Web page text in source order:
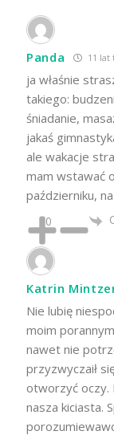
Panda 11 lat
ja właśnie
takiego:
śniadanie,
jakaś
ale wakacje
mam wstawać
październiku,
0
Katrin
Nie lubię
moim
nawet nie
przyzwyczaił
otworzyć oczy.
nasza kiciasta.